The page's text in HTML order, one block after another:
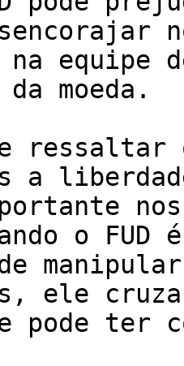
equipe
moeda.
ressaltar
liberdade
o FUD
ele
e pode ter